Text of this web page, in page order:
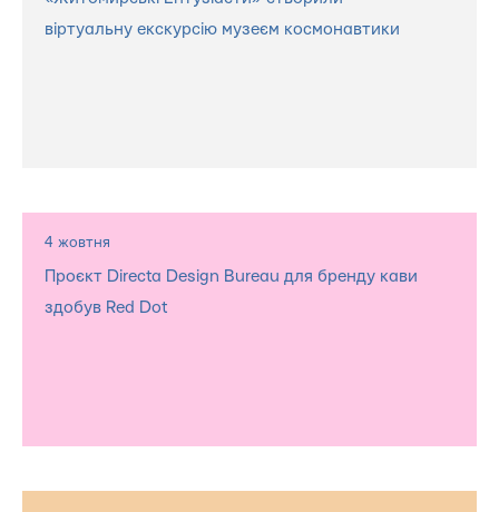
віртуальну екскурсію музеєм космонавтики
4 жовтня
Проєкт Directa Design Bureau для бренду кави
здобув Red Dot